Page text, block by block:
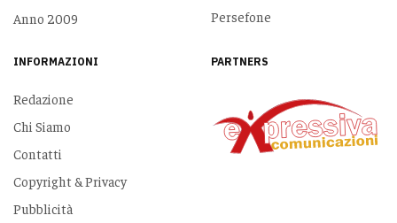
Anno 2009
Persefone
INFORMAZIONI
Redazione
Chi Siamo
Contatti
Copyright & Privacy
Pubblicità
PARTNERS